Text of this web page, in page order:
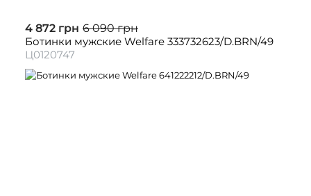
4 872 грн 6 090 грн
Ботинки мужские Welfare 333732623/D.BRN/49
Ц0120747